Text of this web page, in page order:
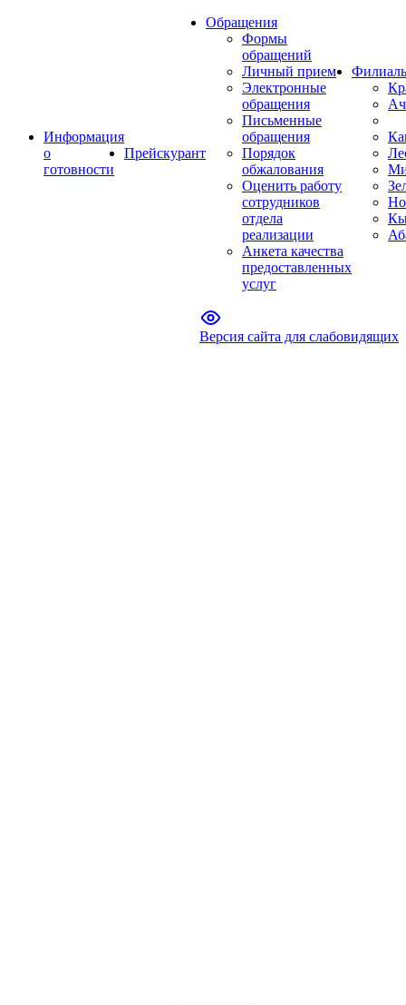
Информация
о
готовности
Прейскурант
Обращения
Формы
обращений
Личный прием
Электронные
обращения
Письменные
обращения
Порядок
обжалования
Оценить работу
сотрудников
отдела
реализации
Анкета качества
предоставленных
услуг
Версия сайта для слабовидящих